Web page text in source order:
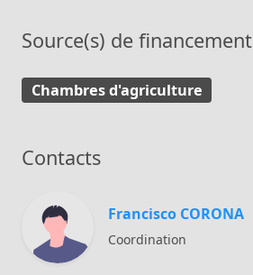
Source(s) de financement
Chambres d'agriculture
Contacts
Francisco CORONA
Coordination